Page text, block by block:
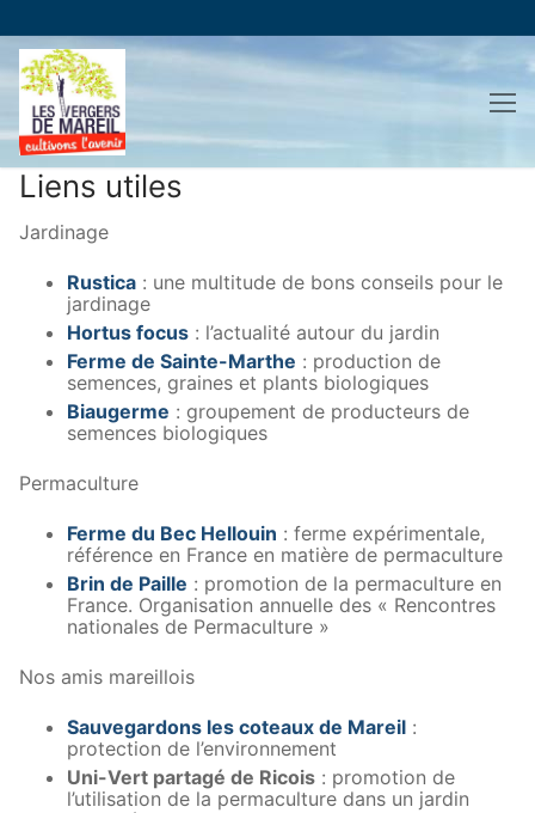
Aller
au
contenu
Liens utiles
Jardinage
Rustica : une multitude de bons conseils pour le
jardinage
Hortus focus : l’actualité autour du jardin
Ferme de Sainte-Marthe : production de
semences, graines et plants biologiques
Biaugerme : groupement de producteurs de
semences biologiques
Permaculture
Ferme du Bec Hellouin : ferme expérimentale,
référence en France en matière de permaculture
Brin de Paille : promotion de la permaculture en
France. Organisation annuelle des « Rencontres
nationales de Permaculture »
Nos amis mareillois
Sauvegardons les coteaux de Mareil :
protection de l’environnement
Uni-Vert partagé de Ricois : promotion de
l’utilisation de la permaculture dans un jardin